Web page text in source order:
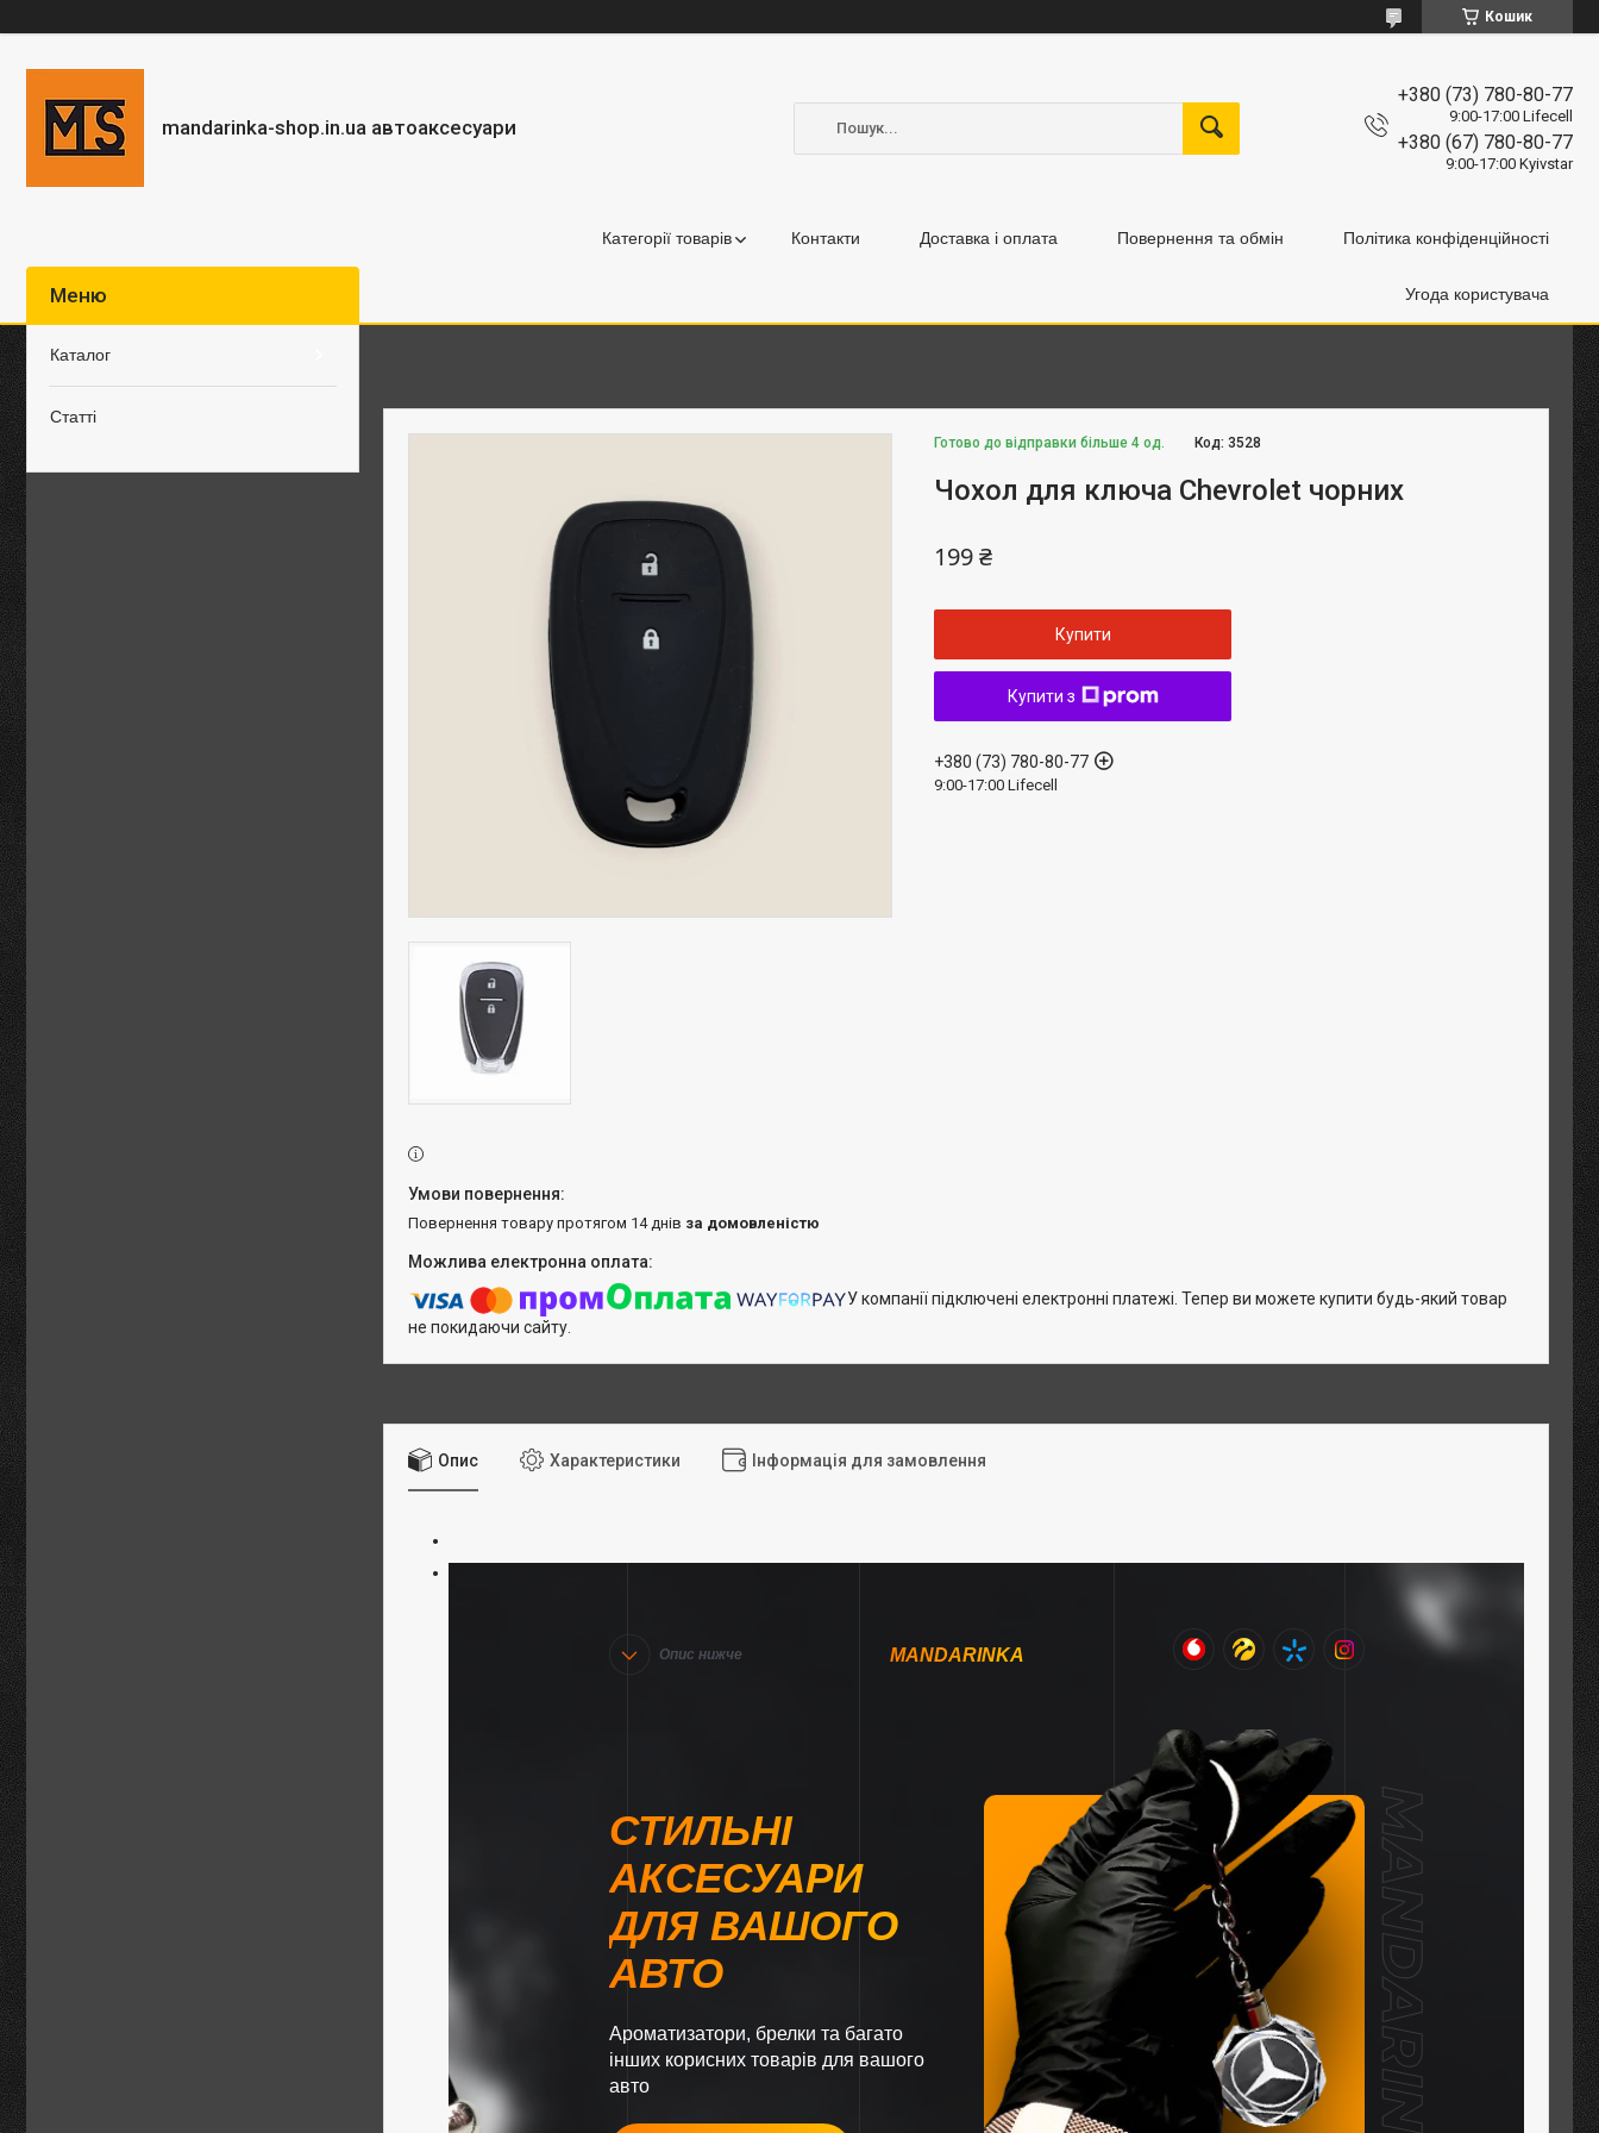
Кошик
mandarinka-shop.in.ua автоаксесуари
+380 (73) 780-80-77
9:00-17:00 Lifecell
+380 (67) 780-80-77
9:00-17:00 Kyivstar
Категорії товарів Контакти Доставка і оплата Повернення та обмін Політика конфіденційності
Угода користувача
Готово до відправки більше 4 од. Код:3528
Чохол для ключа Chevrolet чорних
199 ₴
Купити
Купити з
+380 (73) 780-80-77
9:00-17:00 Lifecell
повернення товару протягом 14 днів за домовленістю
У компанії підключені електронні платежі. Тепер ви можете купити будь-який товар
не покидаючи сайту.
Опис Характеристики Інформація для замовлення
Опис нижче MANDARINKA
СТИЛЬНІ
АКСЕСУАРИ
ДЛЯ ВАШОГО
АВТО
Ароматизатори, брелки та багато
інших корисних товарів для вашого
авто
Каталог
Статті